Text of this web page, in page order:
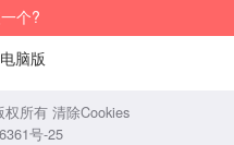
个?
电脑版
权所有 清除Cookies
号-25